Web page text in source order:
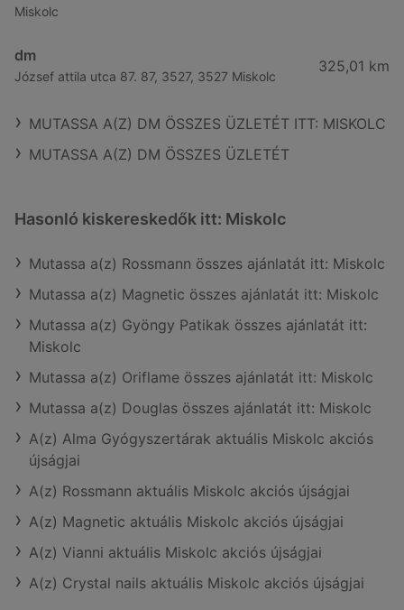
Miskolc
dm
József attila utca 87. 87, 3527, 3527 Miskolc
325,01 km
MUTASSA A(Z) DM ÖSSZES ÜZLETÉT ITT: MISKOLC
MUTASSA A(Z) DM ÖSSZES ÜZLETÉT
Hasonló kiskereskedők itt: Miskolc
Mutassa a(z) Rossmann összes ajánlatát itt: Miskolc
Mutassa a(z) Magnetic összes ajánlatát itt: Miskolc
Mutassa a(z) Gyöngy Patikak összes ajánlatát itt:
Miskolc
Mutassa a(z) Oriflame összes ajánlatát itt: Miskolc
Mutassa a(z) Douglas összes ajánlatát itt: Miskolc
A(z) Alma Gyógyszertárak aktuális Miskolc akciós
újságjai
A(z) Rossmann aktuális Miskolc akciós újságjai
A(z) Magnetic aktuális Miskolc akciós újságjai
A(z) Vianni aktuális Miskolc akciós újságjai
A(z) Crystal nails aktuális Miskolc akciós újságjai